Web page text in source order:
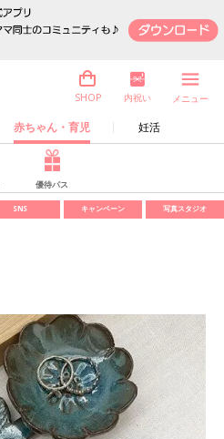
赤ちゃん・育児 妊活
SHOP 内祝い メニュー
優待パス
SNS キャンペーン 写真スタジオ